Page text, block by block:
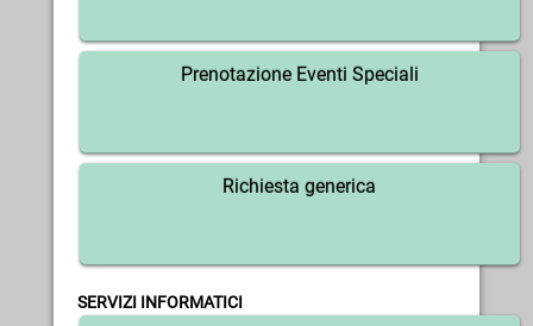
Prenotazione Eventi Speciali
Richiesta generica
SERVIZI INFORMATICI